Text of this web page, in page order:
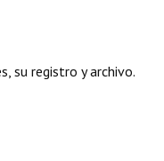
su registro y archivo.